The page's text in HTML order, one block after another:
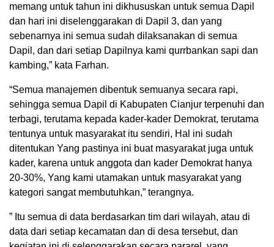
memang untuk tahun ini dikhususkan untuk semua Dapil
dan hari ini diselenggarakan di Dapil 3, dan yang
sebenarnya ini semua sudah dilaksanakan di semua
Dapil, dan dari setiap Dapilnya kami qurrbankan sapi dan
kambing,” kata Farhan.
“Semua manajemen dibentuk semuanya secara rapi,
sehingga semua Dapil di Kabupaten Cianjur terpenuhi dan
terbagi, terutama kepada kader-kader Demokrat, terutama
tentunya untuk masyarakat itu sendiri, Hal ini sudah
ditentukan Yang pastinya ini buat masyarakat juga untuk
kader, karena untuk anggota dan kader Demokrat hanya
20-30%, Yang kami utamakan untuk masyarakat yang
kategori sangat membutuhkan,” terangnya.
” Itu semua di data berdasarkan tim dari wilayah, atau di
data dari setiap kecamatan dan di desa tersebut, dan